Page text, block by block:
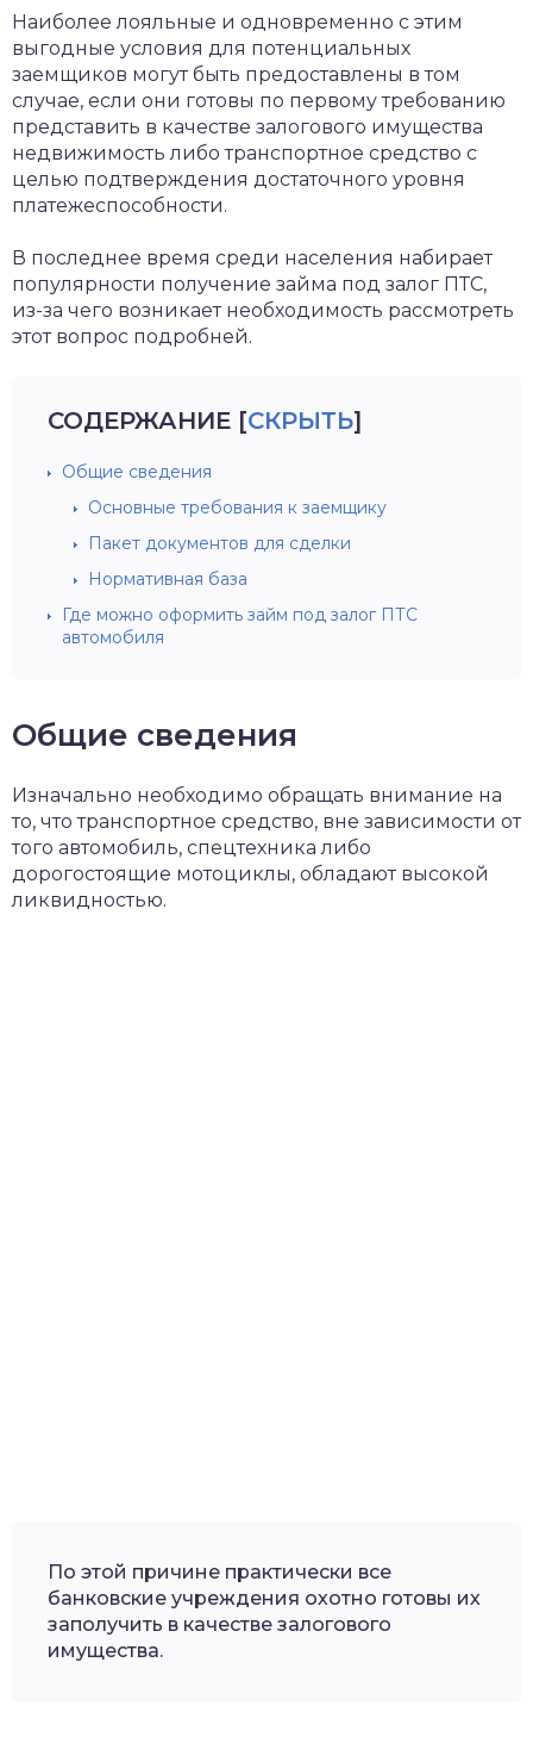
Наиболее лояльные и одновременно с этим
выгодные условия для потенциальных
заемщиков могут быть предоставлены в том
случае, если они готовы по первому требованию
представить в качестве залогового имущества
недвижимость либо транспортное средство с
целью подтверждения достаточного уровня
платежеспособности.
В последнее время среди населения набирает
популярности получение займа под залог ПТС,
из-за чего возникает необходимость рассмотреть
этот вопрос подробней.
СОДЕРЖАНИЕ [СКРЫТЬ]
Общие сведения
Основные требования к заемщику
Пакет документов для сделки
Нормативная база
Где можно оформить займ под залог ПТС
автомобиля
Общие сведения
Изначально необходимо обращать внимание на
то, что транспортное средство, вне зависимости от
того автомобиль, спецтехника либо
дорогостоящие мотоциклы, обладают высокой
ликвидностью.
По этой причине практически все
банковские учреждения охотно готовы их
заполучить в качестве залогового
имущества.